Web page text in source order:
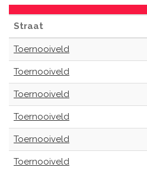
Straat
Toernooiveld
Toernooiveld
Toernooiveld
Toernooiveld
Toernooiveld
Toernooiveld